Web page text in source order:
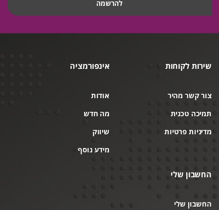
שירות לקוחות
צור קשר מהיר
תמיכה טכנית
מדיניות פרטיות
אינפורמציה
אודות
מה חדש
שיווק
מידע נוסף
החשבון שלי
החשבון שלי